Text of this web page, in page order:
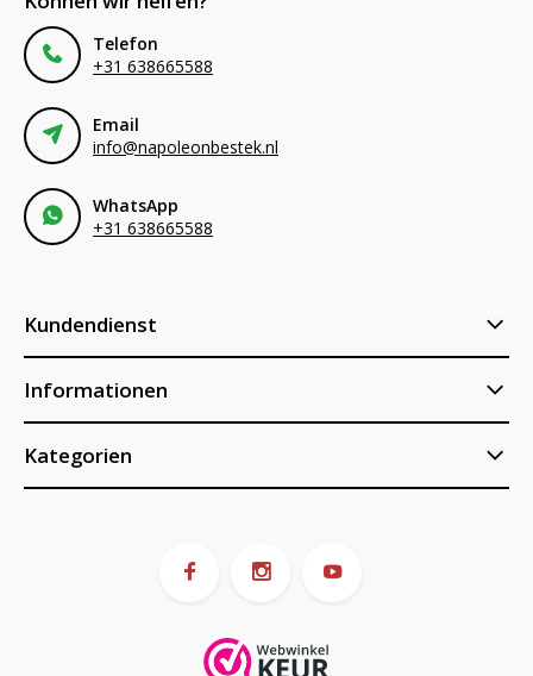
Telefon
+31 638665588
Email
info@napoleonbestek.nl
WhatsApp
+31 638665588
Kundendienst
Informationen
Kategorien